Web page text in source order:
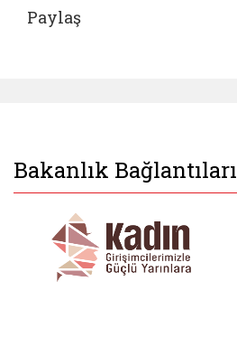
Paylaş
Bakanlık Bağlantıları